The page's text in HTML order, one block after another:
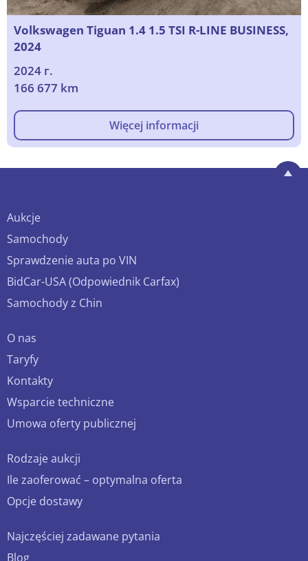
Volkswagen Tiguan 1.4 1.5 TSI R-LINE BUSINESS,
2024
2024 г.
166 677 km
Więcej informacji
Aukcje
Samochody
Sprawdzenie auta po VIN
BidCar-USA (Odpowiednik Carfax)
Samochody z Chin
O nas
Taryfy
Kontakty
Wsparcie techniczne
Umowa oferty publicznej
Rodzaje aukcji
Ile zaoferować – optymalna oferta
Opcje dostawy
Najczęściej zadawane pytania
Blog